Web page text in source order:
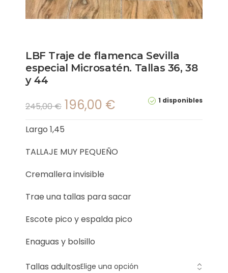
LBF Traje de flamenca Sevilla
especial Microsatén. Tallas 36, 38
y 44
1 disponibles
245,00€ 196,00 €
Largo 1,45
TALLAJE MUY PEQUEÑO
Cremallera invisible
Trae una tallas para sacar
Escote pico y espalda pico
Enaguas y bolsillo
Tallas adultos